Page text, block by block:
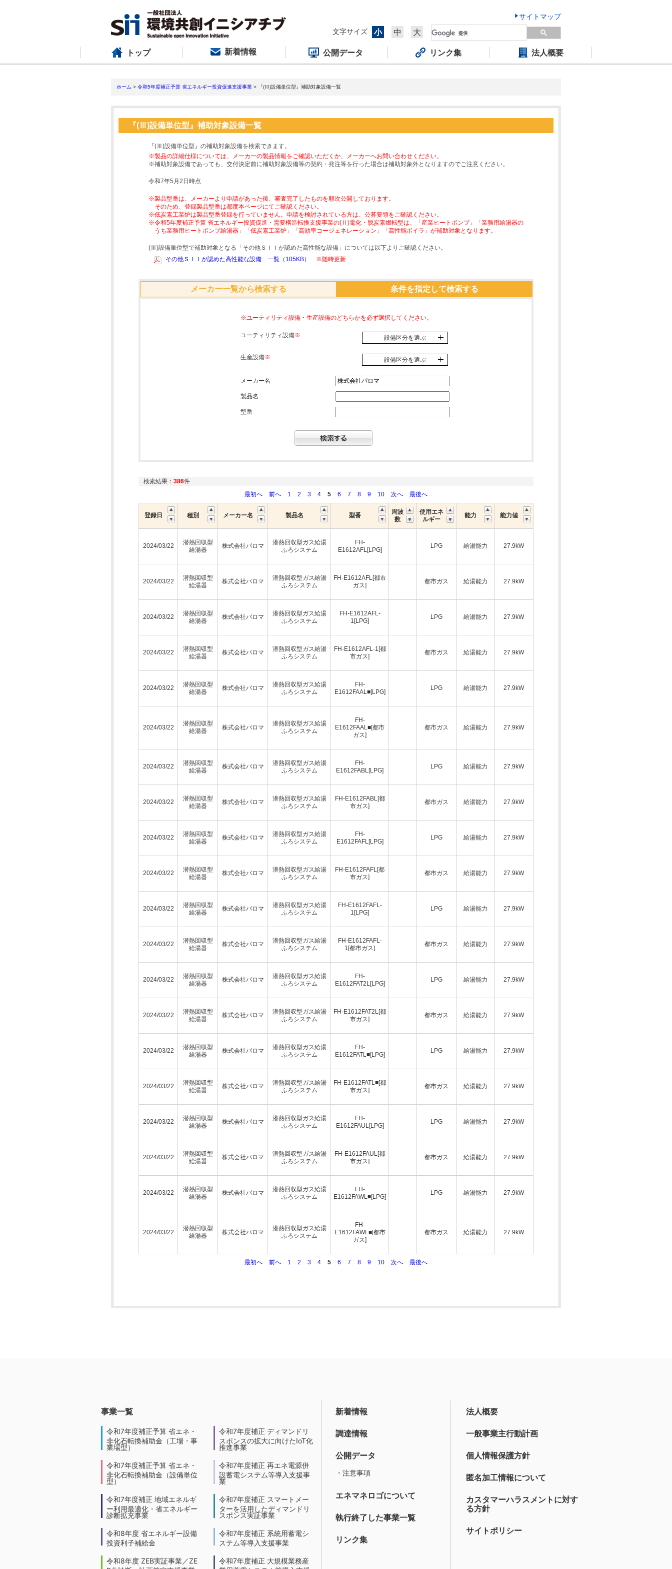
サイトマップ
文字サイズ
小 中 大
トップ 新着情報 公開データ リンク集 法人概要
ホーム > 令和5年度補正予算 省エネルギー投資促進支援事業 > 『(Ⅲ)設備単位型』補助対象設備一覧
『(Ⅲ)設備単位型』補助対象設備一覧
『(Ⅲ)設備単位型』の補助対象設備を検索できます。
※製品の詳細仕様については、メーカーの製品情報をご確認いただくか、メーカーへお問い合わせください。
※補助対象設備であっても、交付決定前に補助対象設備等の契約・発注等を行った場合は補助対象外となりますのでご注意ください。
令和7年5月2日時点
※製品型番は、メーカーより申請があった後、審査完了したものを順次公開しております。
そのため、登録製品型番は都度本ページにてご確認ください。
※低炭素工業炉は製品型番登録を行っていません。申請を検討されている方は、公募要領をご確認ください。
※令和5年度補正予算 省エネルギー投資促進・需要構造転換支援事業の(Ⅱ)電化・脱炭素燃転型は、「産業ヒートポンプ」「業務用給湯器の
うち業務用ヒートポンプ給湯器」「低炭素工業炉」「高効率コージェネレーション」「高性能ボイラ」が補助対象となります。
(Ⅲ)設備単位型で補助対象となる「その他ＳＩＩが認めた高性能な設備」については以下よりご確認ください。
その他ＳＩＩが認めた高性能な設備 一覧（105KB）
※随時更新
メーカー一覧から検索する 条件を指定して検索する
※ユーティリティ設備・生産設備のどちらかを必ず選択してください。
ユーティリティ設備※ 設備区分を選ぶ
生産設備※ 設備区分を選ぶ
メーカー名
製品名
型番
検索結果： 386件
最初へ
前へ 1 2 3 4 5 6 7 8 9 10 次へ 最後へ
登録日 種別 メーカー名 製品名 型番
周波
数
使用エネ
ルギー
能力 能力値
2024/03/22
潜熱回収型
給湯器
株式会社パロマ
潜熱回収型ガス給湯
ふろシステム
FH-
E1612AFL[LPG]
LPG 給湯能力 27.9kW
2024/03/22
潜熱回収型
給湯器
株式会社パロマ
潜熱回収型ガス給湯
ふろシステム
FH-E1612AFL[都市
ガス]
都市ガス 給湯能力 27.9kW
2024/03/22
潜熱回収型
給湯器
株式会社パロマ
潜熱回収型ガス給湯
ふろシステム
FH-E1612AFL-
1[LPG]
LPG 給湯能力 27.9kW
2024/03/22
潜熱回収型
給湯器
株式会社パロマ
潜熱回収型ガス給湯
ふろシステム
FH-E1612AFL-1[都
市ガス]
都市ガス 給湯能力 27.9kW
2024/03/22
潜熱回収型
給湯器
株式会社パロマ
潜熱回収型ガス給湯
ふろシステム
FH-
E1612FAAL■[LPG]
LPG 給湯能力 27.9kW
2024/03/22
潜熱回収型
給湯器
株式会社パロマ
潜熱回収型ガス給湯
ふろシステム
FH-
E1612FAAL■[都市
ガス]
都市ガス 給湯能力 27.9kW
2024/03/22
潜熱回収型
給湯器
株式会社パロマ
潜熱回収型ガス給湯
ふろシステム
FH-
E1612FABL[LPG]
LPG 給湯能力 27.9kW
2024/03/22
潜熱回収型
給湯器
株式会社パロマ
潜熱回収型ガス給湯
ふろシステム
FH-E1612FABL[都
市ガス]
都市ガス 給湯能力 27.9kW
2024/03/22
潜熱回収型
給湯器
株式会社パロマ
潜熱回収型ガス給湯
ふろシステム
FH-
E1612FAFL[LPG]
LPG 給湯能力 27.9kW
2024/03/22
潜熱回収型
給湯器
株式会社パロマ
潜熱回収型ガス給湯
ふろシステム
FH-E1612FAFL[都
市ガス]
都市ガス 給湯能力 27.9kW
2024/03/22
潜熱回収型
給湯器
株式会社パロマ
潜熱回収型ガス給湯
ふろシステム
FH-E1612FAFL-
1[LPG]
LPG 給湯能力 27.9kW
2024/03/22
潜熱回収型
給湯器
株式会社パロマ
潜熱回収型ガス給湯
ふろシステム
FH-E1612FAFL-
1[都市ガス]
都市ガス 給湯能力 27.9kW
2024/03/22
潜熱回収型
給湯器
株式会社パロマ
潜熱回収型ガス給湯
ふろシステム
FH-
E1612FAT2L[LPG]
LPG 給湯能力 27.9kW
2024/03/22
潜熱回収型
給湯器
株式会社パロマ
潜熱回収型ガス給湯
ふろシステム
FH-E1612FAT2L[都
市ガス]
都市ガス 給湯能力 27.9kW
2024/03/22
潜熱回収型
給湯器
株式会社パロマ
潜熱回収型ガス給湯
ふろシステム
FH-
E1612FATL■[LPG]
LPG 給湯能力 27.9kW
2024/03/22
潜熱回収型
給湯器
株式会社パロマ
潜熱回収型ガス給湯
ふろシステム
FH-E1612FATL■[都
市ガス]
都市ガス 給湯能力 27.9kW
2024/03/22
潜熱回収型
給湯器
株式会社パロマ
潜熱回収型ガス給湯
ふろシステム
FH-
E1612FAUL[LPG]
LPG 給湯能力 27.9kW
2024/03/22
潜熱回収型
給湯器
株式会社パロマ
潜熱回収型ガス給湯
ふろシステム
FH-E1612FAUL[都
市ガス]
都市ガス 給湯能力 27.9kW
2024/03/22
潜熱回収型
給湯器
株式会社パロマ
潜熱回収型ガス給湯
ふろシステム
FH-
E1612FAWL■[LPG]
LPG 給湯能力 27.9kW
2024/03/22
潜熱回収型
給湯器
株式会社パロマ
潜熱回収型ガス給湯
ふろシステム
FH-
E1612FAWL■[都市
ガス]
都市ガス 給湯能力 27.9kW
最初へ 前へ 1 2 3 4 5 6 7 8 9 10 次へ 最後へ
事業一覧
令和7年度補正予算 省エネ・
非化石転換補助金（工場・事
業場型）
令和7年度補正予算 省エネ・
非化石転換補助金（設備単位
型）
令和7年度補正 地域エネルギ
ー利用最適化・省エネルギー
診断拡充事業
令和8年度 省エネルギー設備
投資利子補給金
令和8年度 ZEB実証事業／ZE
令和7年度補正 ディマンドリ
スポンスの拡大に向けたIoT化
推進事業
令和7年度補正 再エネ電源併
設蓄電システム等導入支援事
業
令和7年度補正 スマートメー
ターを活用したディマンドリ
スポンス実証事業
令和7年度補正 系統用蓄電シ
ステム等導入支援事業
令和7年度補正 大規模業務産
新着情報
調達情報
公開データ
・注意事項
エネマネロゴについて
執行終了した事業一覧
リンク集
法人概要
一般事業主行動計画
個人情報保護方針
匿名加工情報について
カスタマーハラスメントに対す
る方針
サイトポリシー